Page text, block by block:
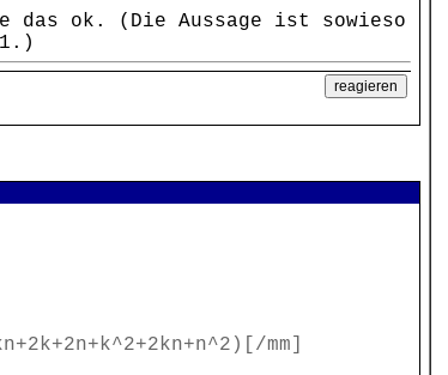
das ok. (Die Aussage ist sowieso
mm]